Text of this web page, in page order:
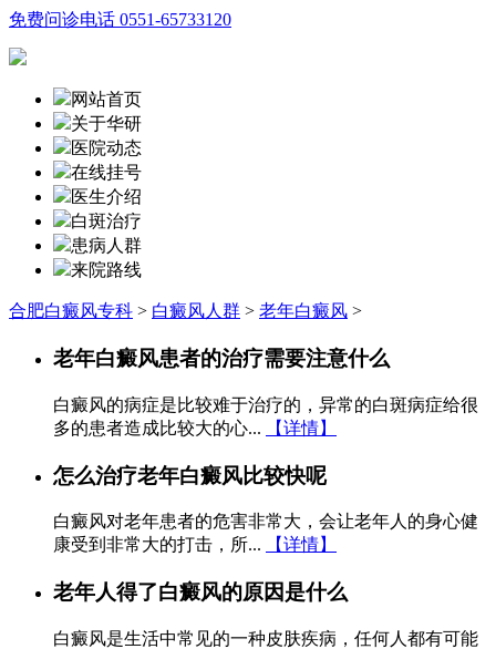
免费问诊电话 0551-65733120
网站首页
关于华研
医院动态
在线挂号
医生介绍
白斑治疗
患病人群
来院路线
合肥白癜风专科 > 白癜风人群 > 老年白癜风 >
老年白癜风患者的治疗需要注意什么
白癜风的病症是比较难于治疗的，异常的白斑病症给很
多的患者造成比较大的心...
【详情】
怎么治疗老年白癜风比较快呢
白癜风对老年患者的危害非常大，会让老年人的身心健
康受到非常大的打击，所...
【详情】
老年人得了白癜风的原因是什么
白癜风是生活中常见的一种皮肤疾病，任何人都有可能